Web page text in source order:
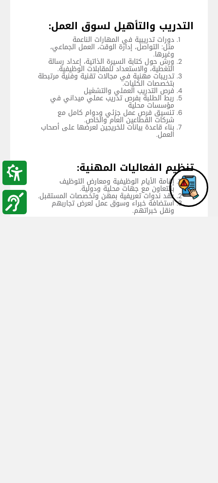
التدريب والتأهيل لسوق العمل:
دورات تدريبية في المهارات الناعمة
مثل: التواصل، إدارة الوقت، العمل الجماعي،
وغيرها.
ورش حول كتابة السيرة الذاتية، إعداد رسالة
التغطية، والاستعداد للمقابلات الوظيفية.
تدريبات مهنية في مجالات تقنية وفنية مرتبطة
بتخصصات الكليات.
فرص التدريب العملي والتشغيل
ربط الطلبة بفرص تدريب عملي ميداني في
مؤسسات محلية
تنسيق فرص عمل جزئي ودوام كامل مع
شركات القطاعين العام والخاص.
بناء قاعدة بيانات للخريجين لعرضها على أصحاب
العمل.
تنظيم الفعاليات المهنية:
إقامة الأيام الوظيفية ومعارض التوظيف
بالتعاون مع جهات محلية ودولية.
عقد ندوات تعريفية بمهن وتخصصات المستقبل.
استضافة خبراء وسوق عمل لعرض تجاربهم
ونقل خبراتهم.